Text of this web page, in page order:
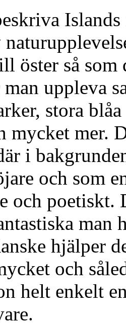
öster så
uppleva
stora
mycket mer.
i
och som
och
man
hjälper
och
helt enkelt